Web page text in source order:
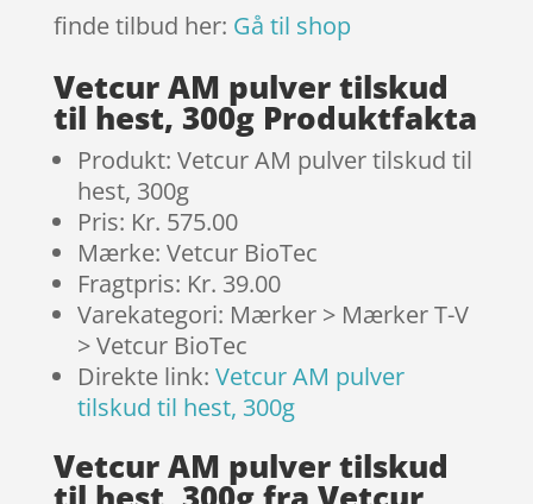
finde tilbud her: Gå til shop
Vetcur AM pulver tilskud
til hest, 300g Produktfakta
Produkt: Vetcur AM pulver tilskud til
hest, 300g
Pris: Kr. 575.00
Mærke: Vetcur BioTec
Fragtpris: Kr. 39.00
Varekategori: Mærker > Mærker T-V
> Vetcur BioTec
Direkte link: Vetcur AM pulver
tilskud til hest, 300g
Vetcur AM pulver tilskud